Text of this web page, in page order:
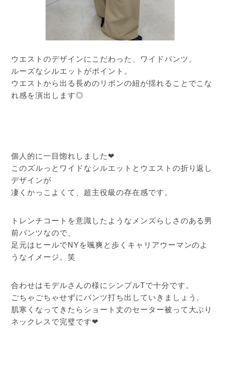
ウエストのデザインにこだわった、ワイドパンツ。
ルーズなシルエットがポイント。
ウエストから出る長めのリボンの紐が揺れることでこな
れ感を演出します◎
個人的に一目惚れしました❤︎
このズルっとワイドなシルエットとウエストの折り返し
デザインが
凄くかっこよくて、超主役級の存在感です。
トレンチコートを意識したようなメンズらしさのある男
前パンツなので、
足元はヒールでNYを颯爽と歩くキャリアウーマンのよ
うなイメージ。笑
合わせはモデルさんの様にシンプルTで十分です。
ごちゃごちゃせずにパンツ打ち出していきましょう。
肌寒くなってきたらショート丈のセーター被って大ぶり
ネックレスで完璧です❤︎